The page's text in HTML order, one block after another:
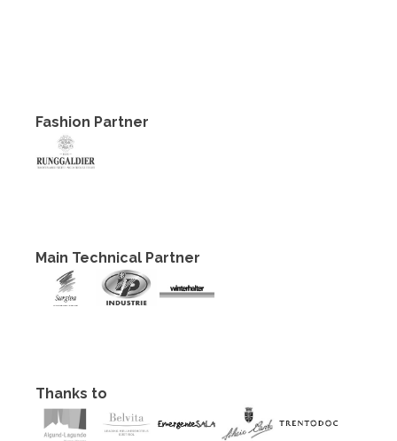
Fashion Partner
Main Technical Partner
Thanks to